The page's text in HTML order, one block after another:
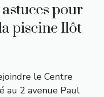
pour
piscine Ilôt
le Centre
au 2 avenue Paul